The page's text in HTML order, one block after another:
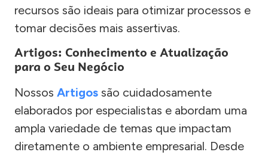
recursos são ideais para otimizar processos e
tomar decisões mais assertivas.
Artigos: Conhecimento e Atualização
para o Seu Negócio
Nossos Artigos são cuidadosamente
elaborados por especialistas e abordam uma
ampla variedade de temas que impactam
diretamente o ambiente empresarial. Desde